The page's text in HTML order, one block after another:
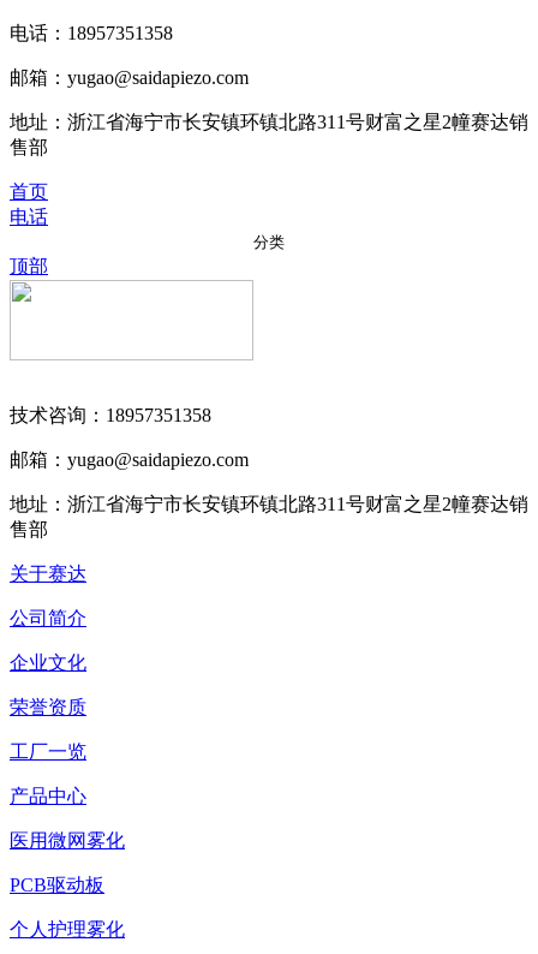
电话：18957351358
邮箱：yugao@saidapiezo.com
地址：浙江省海宁市长安镇环镇北路311号财富之星2幢赛达销
售部
首页
电话
分类
顶部
技术咨询：18957351358
邮箱：yugao@saidapiezo.com
地址：浙江省海宁市长安镇环镇北路311号财富之星2幢赛达销
售部
关于赛达
公司简介
企业文化
荣誉资质
工厂一览
产品中心
医用微网雾化
PCB驱动板
个人护理雾化